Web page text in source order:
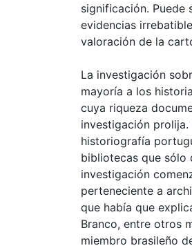
significación. Puede
evidencias
valoración de la
La investigación
mayoría a los
cuya riqueza
investigación
historiografía
bibliotecas que sólo
investigación
perteneciente a
que había que
Branco, entre otros
miembro brasileño